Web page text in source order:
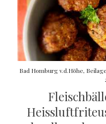
Bad Homburg v.d.Höhe,